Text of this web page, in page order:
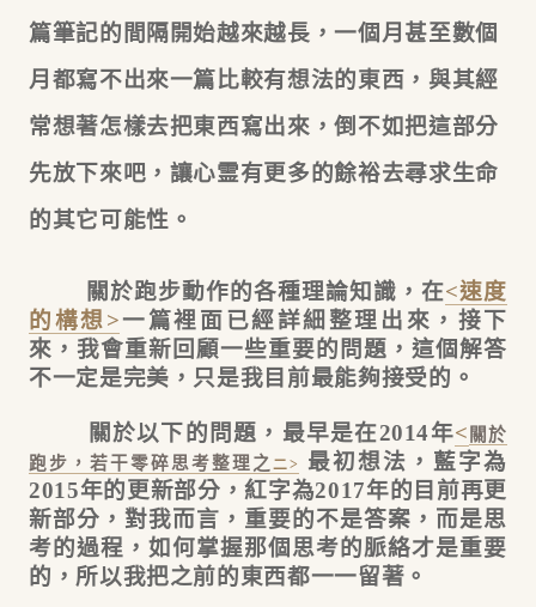
篇筆記的間隔開始越來越長，一個月甚至數個
月都寫不出來一篇比較有想法的東西，與其經
常想著怎樣去把東西寫出來，倒不如把這部分
先放下來吧，讓心霊有更多的餘裕去尋求生命
的其它可能性。
關於跑步動作的各種理論知識，在<速度
的構想>一篇裡面已經詳細整理出來，接下
來，我會重新回顧一些重要的問題，這個解答
不一定是完美，只是我目前最能夠接受的。
關於以下的問題，最早是在2014年< 關於
跑步，若干零碎思考整理之二>
最初想法，藍字為
2015年的更新部分，紅字為2017年的目前再更
新部分，對我而言，重要的不是答案，而是思
考的過程，如何掌握那個思考的脈絡才是重要
的，所以我把之前的東西都一一留著。